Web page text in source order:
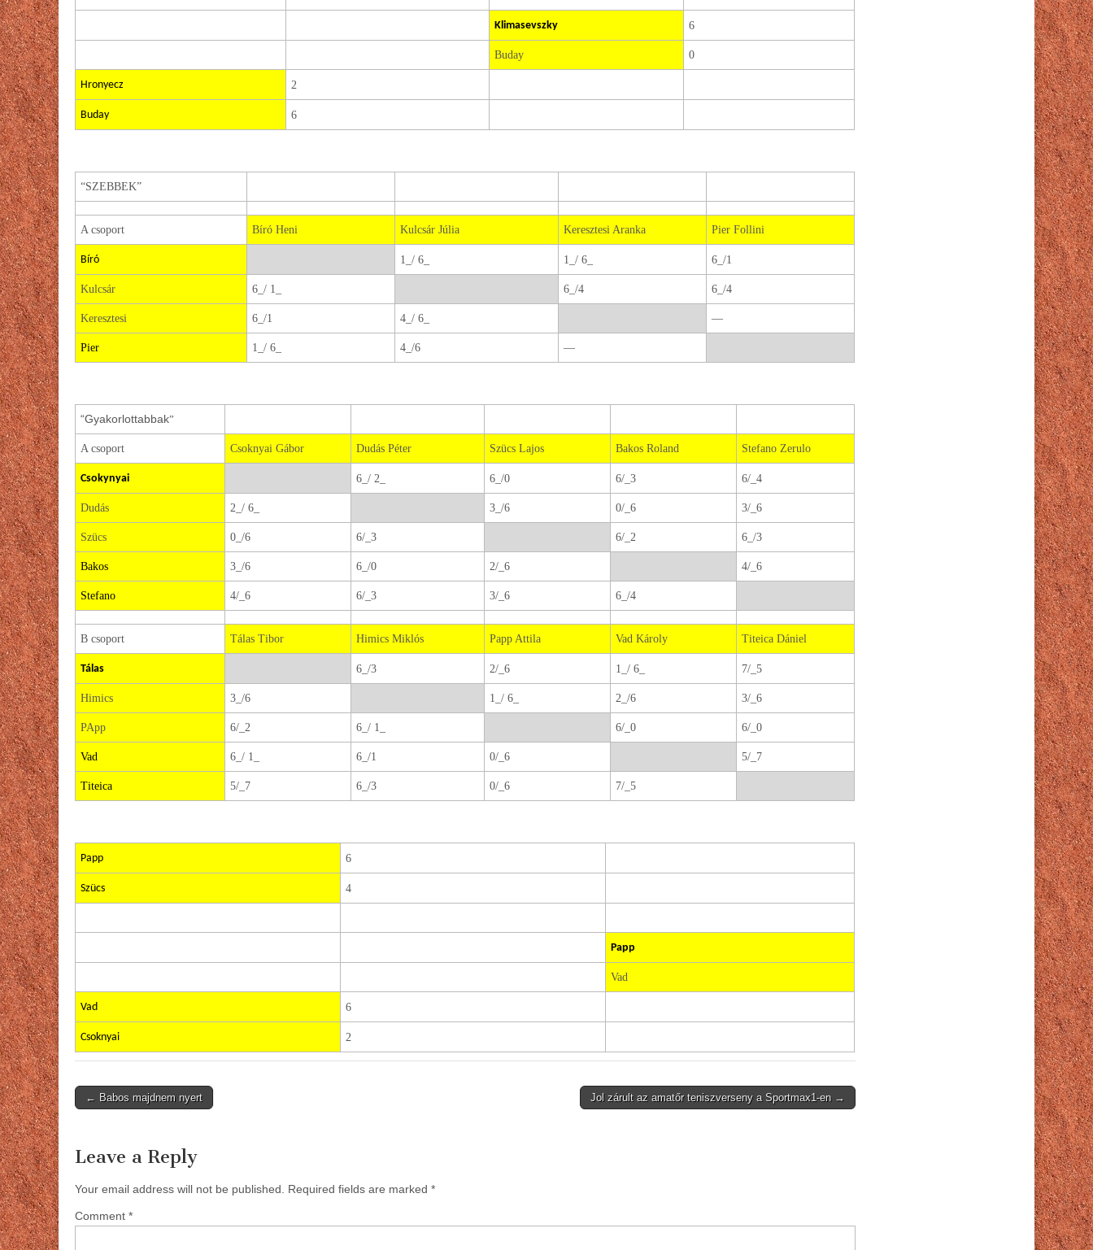
Klimasevszky 6
Buday 0
Hronyecz 2
Buday 6
“SZEBBEK”
A csoport Bíró Heni Kulcsár Júlia Keresztesi Aranka Pier Follini
Bíró 1_/ 6_ 1_/ 6_ 6_/1
Kulcsár 6_/ 1_ 6_/4 6_/4
Keresztesi 6_/1 4_/ 6_ —
Pier 1_/ 6_ 4_/6 —
“Gyakorlottabbak”
A csoport Csoknyai Gábor Dudás Péter Szücs Lajos Bakos Roland Stefano Zerulo
Csokynyai 6_/ 2_ 6_/0 6/_3 6/_4
Dudás 2_/ 6_ 3_/6 0/_6 3/_6
Szücs 0_/6 6/_3 6/_2 6_/3
Bakos 3_/6 6_/0 2/_6 4/_6
Stefano 4/_6 6/_3 3/_6 6_/4
B csoport Tálas Tibor Himics Miklós Papp Attila Vad Károly Titeica Dániel
Tálas 6_/3 2/_6 1_/ 6_ 7/_5
Himics 3_/6 1_/ 6_ 2_/6 3/_6
PApp 6/_2 6_/ 1_ 6/_0 6/_0
Vad 6_/ 1_ 6_/1 0/_6 5/_7
Titeica 5/_7 6_/3 0/_6 7/_5
Papp 6
Szücs 4
Papp
Vad
Vad 6
Csoknyai 2
Post
← Babos majdnem nyert Jol zárult az amatőr teniszverseny a Sportmax1-en →
Leave a Reply
Your email address will not be published. Required fields are marked *
Comment *